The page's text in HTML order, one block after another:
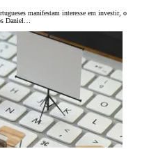
manifestam interesse em investir, o
Daniel…